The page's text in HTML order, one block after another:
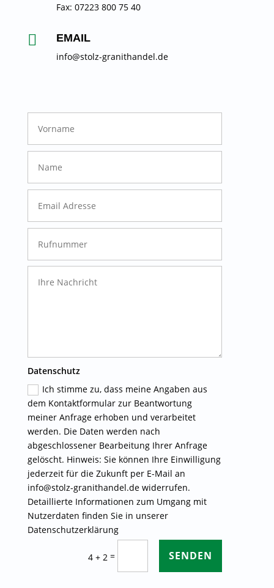
Fax: 07223 800 75 40
 EMAIL
info@stolz-granithandel.de
Datenschutz
Ich stimme zu, dass meine Angaben aus
dem Kontaktformular zur Beantwortung
meiner Anfrage erhoben und verarbeitet
werden. Die Daten werden nach
abgeschlossener Bearbeitung Ihrer Anfrage
gelöscht. Hinweis: Sie können Ihre Einwilligung
jederzeit für die Zukunft per E-Mail an
info@stolz-granithandel.de widerrufen.
Detaillierte Informationen zum Umgang mit
Nutzerdaten finden Sie in unserer
Datenschutzerklärung
4 + 2 = SENDEN